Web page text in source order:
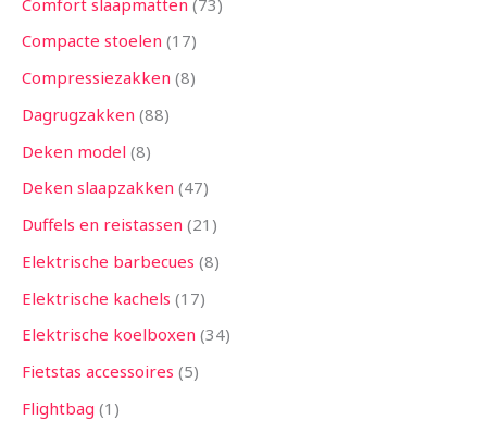
Compacte stoelen 17
Compressiezakken 8
Dagrugzakken 88
Deken model 8
Deken slaapzakken 47
Duffels en reistassen 21
Elektrische barbecues 8
Elektrische kachels 17
Elektrische koelboxen 34
Fietstas accessoires 5
Flightbag 1